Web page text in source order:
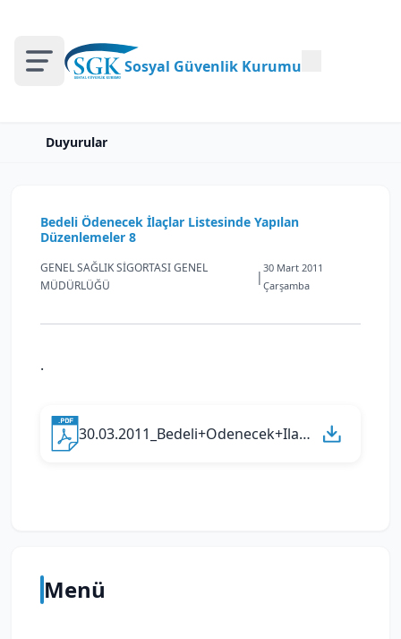
Sosyal Güvenlik Kurumu
Duyurular
Menü
Bedeli Ödenecek İlaçlar Listesinde Yapılan
Düzenlemeler 8
GENEL SAĞLIK SİGORTASI GENEL
MÜDÜRLÜĞÜ
|
30 Mart 2011
Çarşamba
.
30.03.2011_Bedeli+Odenecek+Ilaclar8.pdf